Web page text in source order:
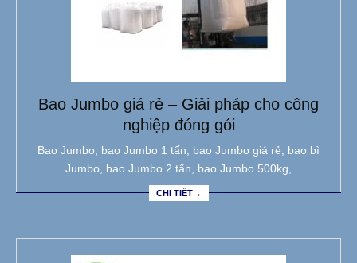
Bao Jumbo giá rẻ – Giải pháp cho công
nghiệp đóng gói
Bao Jumbo, bao Jumbo 1 tấn, bao Jumbo giá rẻ, bao bì
Jumbo, bao Jumbo 2 tấn, bao Jumbo 500kg,
CHI TIẾT→